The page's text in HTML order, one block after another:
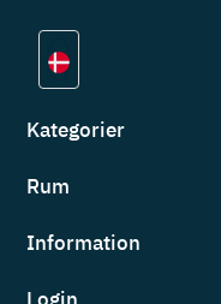
Kategorier
Rum
Information